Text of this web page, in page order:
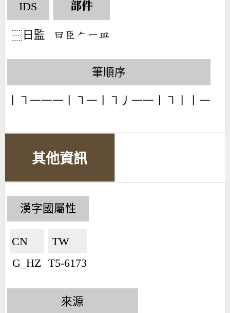
IDS
⿱ 日監
部件
󶃑󶅦󶀩󶀀󶄰
筆順序
丨㇕一一一丨㇕一丨㇕丿一一丨㇕丨丨一
其他資訊
漢字國屬性
CN🇨🇳
G_HZ
TW🇹🇼
T5-6173
來源